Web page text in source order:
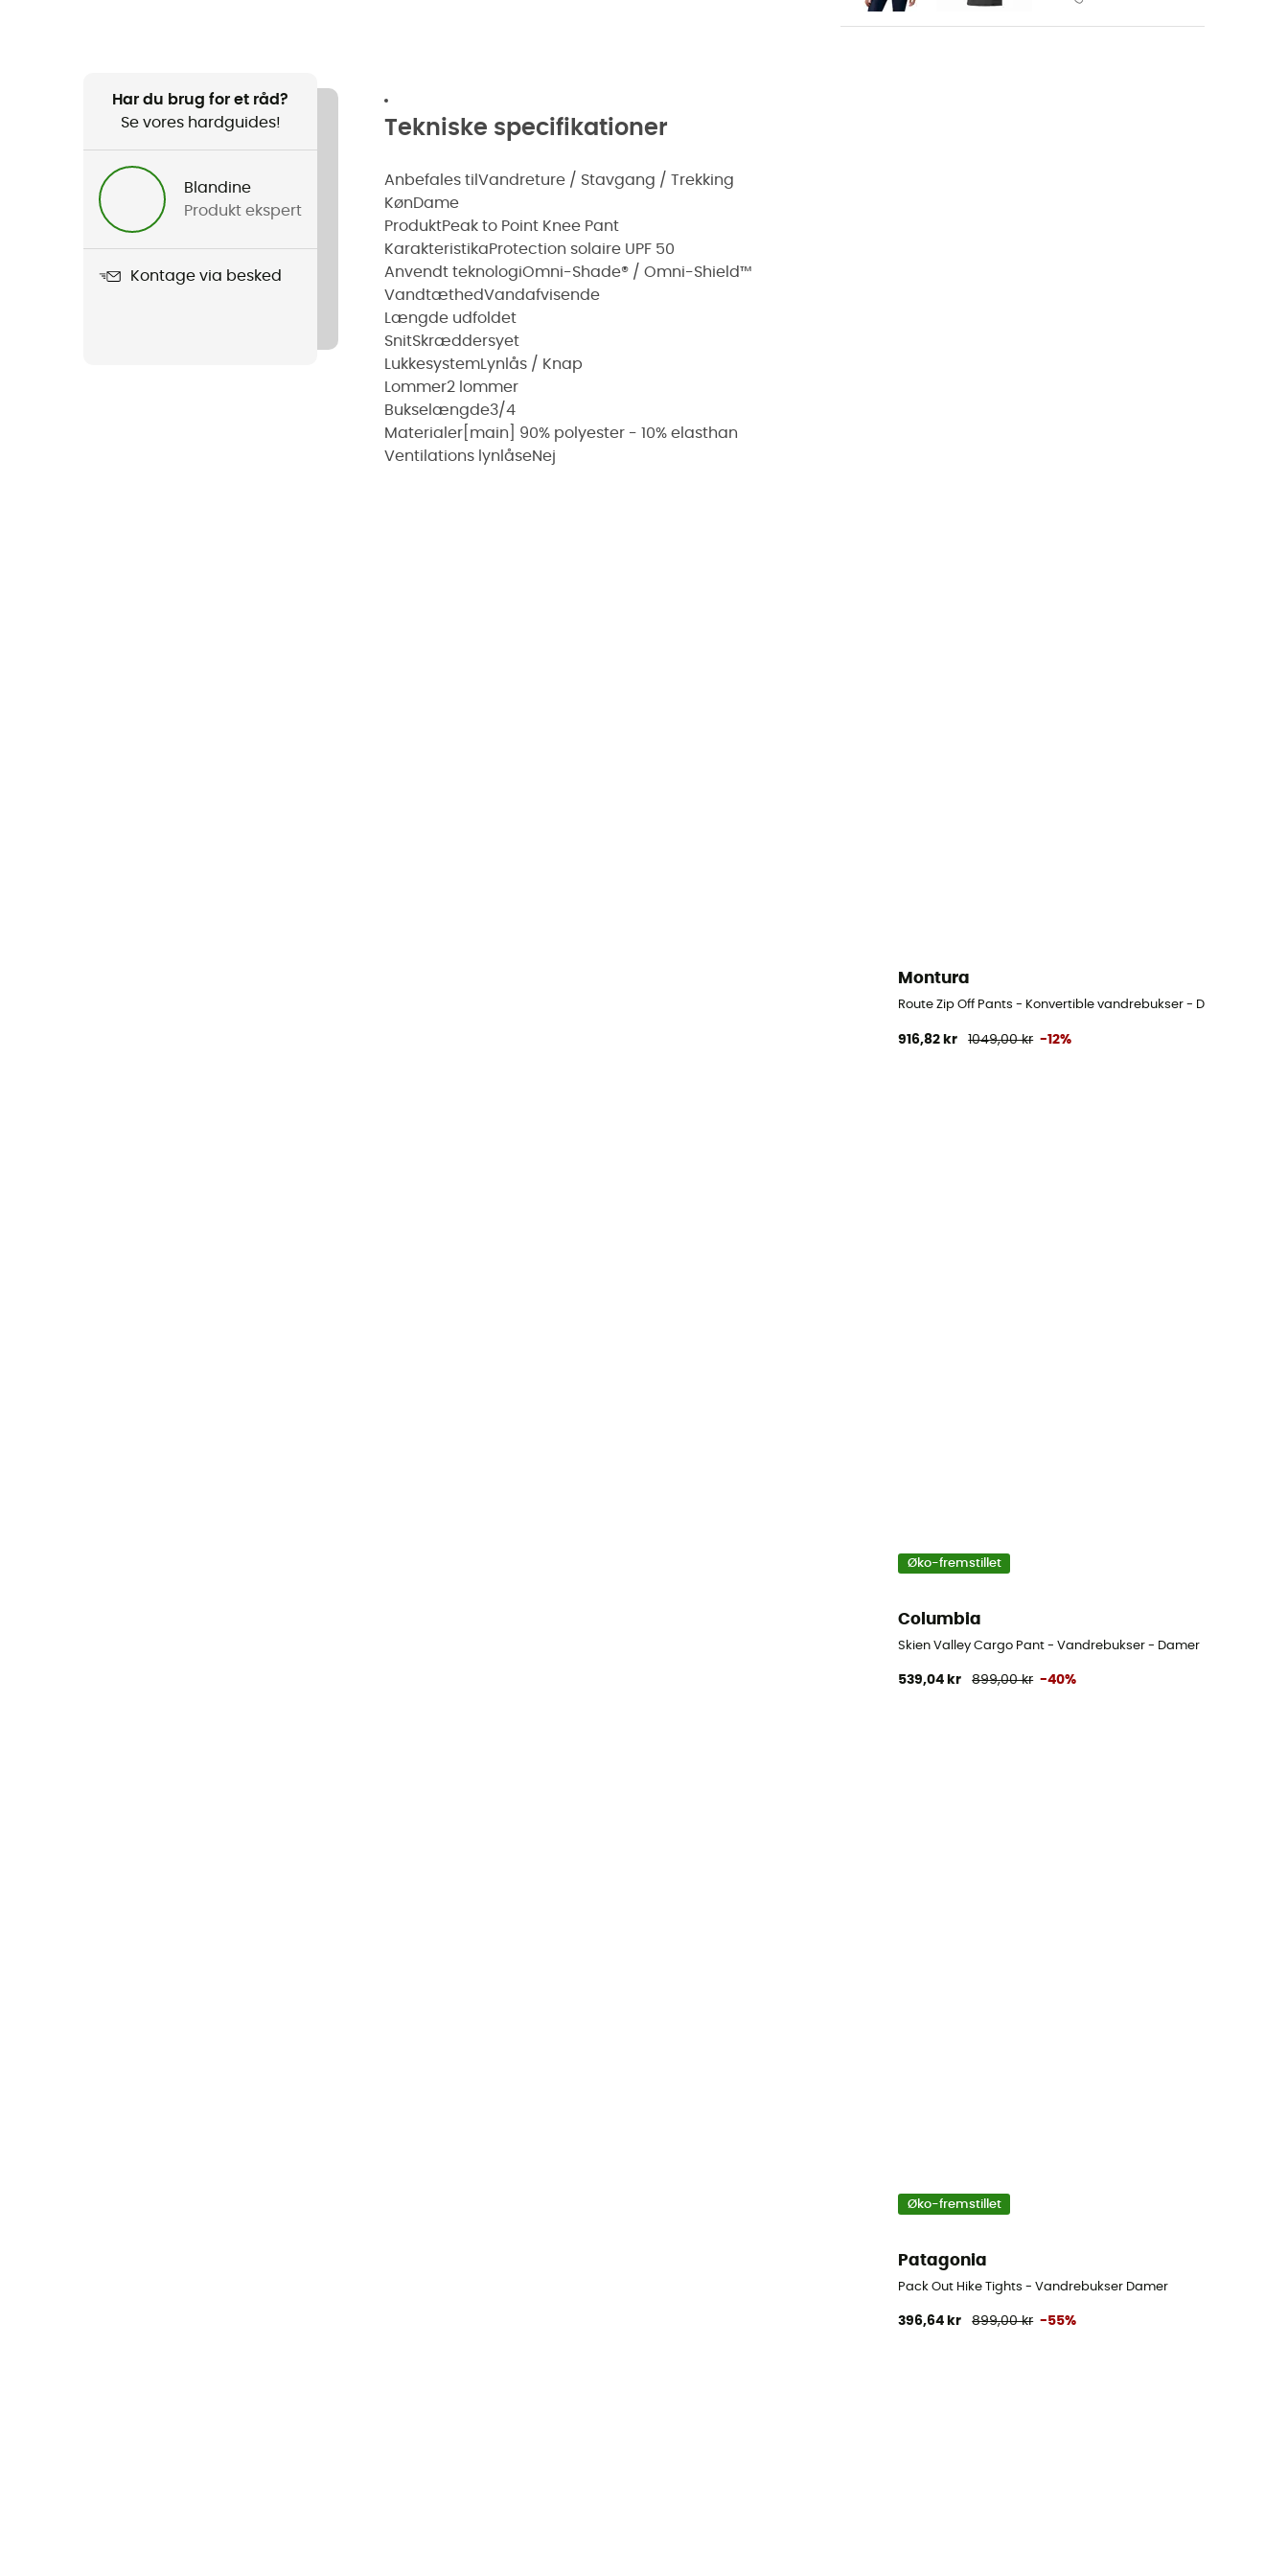
Har du brug for et råd?
Se vores hardguides!
Blandine
Produkt ekspert
Kontage via besked
Tekniske specifikationer
Anbefales tilVandreture / Stavgang / Trekking
KønDame
ProduktPeak to Point Knee Pant
KarakteristikaProtection solaire UPF 50
Anvendt teknologiOmni-Shade® / Omni-Shield™
VandtæthedVandafvisende
Længde udfoldet
SnitSkræddersyet
LukkesystemLynlås / Knap
Lommer2 lommer
Bukselængde3/4
Materialer [main] 90% polyester - 10% elasthan
Ventilations lynlåseNej
Montura
Route Zip Off Pants - Konvertible vandrebukser - Damer
916,82 kr 1049,00 kr -12%
Øko-fremstillet
Columbia
Skien Valley Cargo Pant - Vandrebukser - Damer
539,04 kr 899,00 kr -40%
Øko-fremstillet
Patagonia
Pack Out Hike Tights - Vandrebukser Damer
396,64 kr 899,00 kr -55%